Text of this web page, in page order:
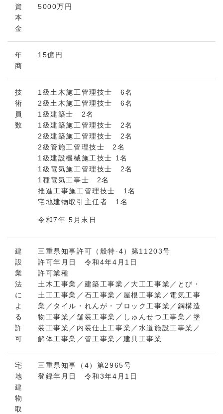
資
本
金
5000万円
年
商
15億円
技
術
員
数
1級土木施工管理技士 6名
2級土木施工管理技士 6名
1級建築士 2名
1級建築施工管理技士 2名
2級建築施工管理技士 2名
2級管施工管理技士 2名
1級建設機械施工技士 1名
1級電気施工管理技士 2名
1種電気工事士 2名
推進工事施工管理技士 1名
宅地建物取引主任者 1名
令和7年 5月末日
建
設
業
法
に
よ
る
許
可
三重県知事許可（般特-4）第11203号
許可年月日 令和4年4月1日
許可業種
土木工事業／建築工事業／大工工事業／とび・
土工工事業／石工事業／屋根工事業／電気工事
業／タイル・れんが・ブロック工事業／鋼構造
物工事業／舗装工事業／しゅんせつ工事業／塗
装工事業／内装仕上工事業／水道施設工事業／
解体工事業／管工事業／建具工事業
宅
地
建
物
取
三重県知事（4）第2965号
登録年月日 令和3年4月1日